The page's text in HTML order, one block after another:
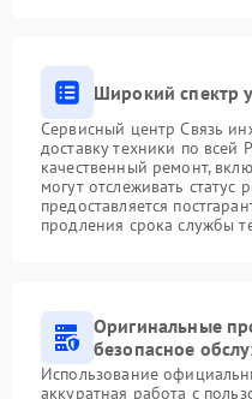
Широкий спектр
Сервисный центр Связь
доставку техники по всей
качественный ремонт,
могут отслеживать статус
предоставляется
продления срока службы
Оригинальные
безопасное
Использование
аккуратная работа с